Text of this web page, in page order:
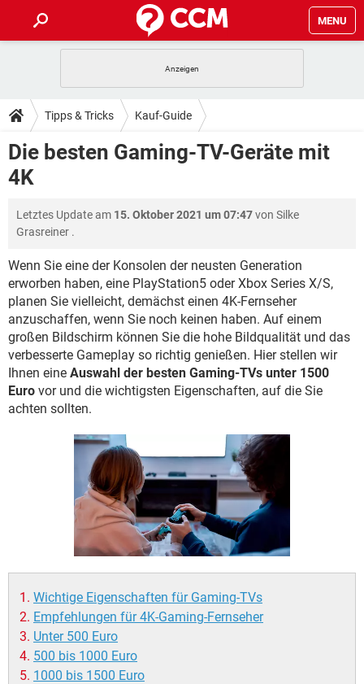
MENU
ANDROID IOS
WINDOWS 10 INSTAGRAM
WHATSAPP
TIPPS & TRICKS
SPIELE STREAMING
ANDROID IOS
WHATSAPP TIKTOK
DOWNLOADS
SPIELE
WINDOWS 10
WHATSAPP TIKTOK
FACEBOOK HARDWARE
FORUM
SPIELE STREAMING
WINDOWS 10 INSTAGRAM
WHATSAPP TIKTOK
LEXIKON
SPIELE STREAMING
ANDROID IOS
WINDOWS 10 INSTAGRAM
WHATSAPP TIKTOK
FACEBOOK HARDWARE
Tipps & Tricks Kauf-Guide
Die besten Gaming-TV-Geräte mit
4K
Letztes Update am 15. Oktober 2021 um 07:47von Silke
Grasreiner .
Wenn Sie eine der Konsolen der neusten Generation
erworben haben, eine PlayStation5 oder Xbox Series X/S,
planen Sie vielleicht, demächst einen 4K-Fernseher
anzuschaffen, wenn Sie noch keinen haben. Auf einem
großen Bildschirm können Sie die hohe Bildqualität und das
verbesserte Gameplay so richtig genießen. Hier stellen wir
Ihnen eine Auswahl der besten Gaming-TVs unter 1500
Euro vor und die wichtigsten Eigenschaften, auf die Sie
achten sollten.
Wichtige Eigenschaften für Gaming-TVs
Empfehlungen für 4K-Gaming-Fernseher
Unter 500 Euro
500 bis 1000 Euro
1000 bis 1500 Euro